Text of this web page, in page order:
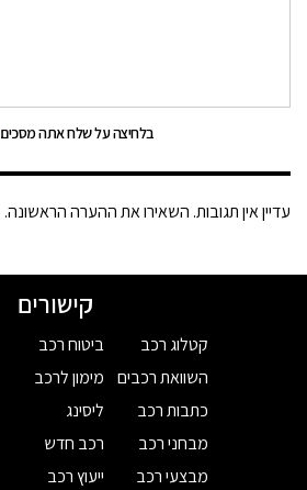
בלחיצה על שלח אתה מסכים
עדיין אין תגובות. השאירו את ההערה הראשונה.
קישורים
קטלוג רכב
השוואת רכבים
כתבות רכב
מבחני רכב
מבצעי רכב
ביטוח רכב
מימון לרכב
ליסינג
רכב חדש
ייעוץ רכב